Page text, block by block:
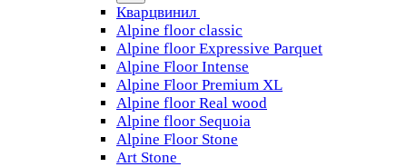
Кварцвинил
Alpine floor classic
Alpine floor Expressive Parquet
Alpine Floor Intense
Alpine Floor Premium XL
Alpine floor Real wood
Alpine floor Sequoia
Alpine Floor Stone
Art Stone